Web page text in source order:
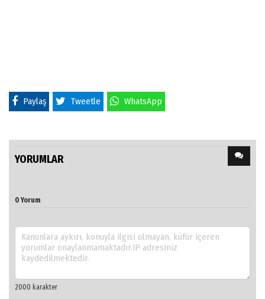
Paylaş Tweetle WhatsApp
YORUMLAR
0 Yorum